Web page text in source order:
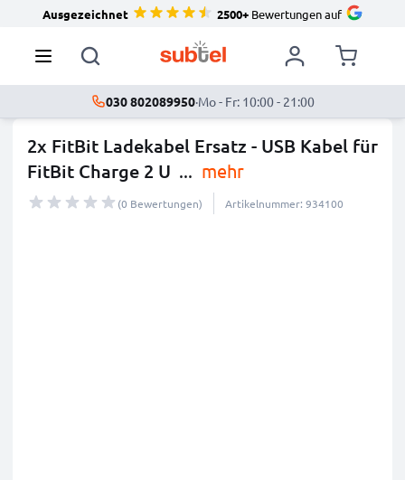
Ausgezeichnet 2500+Bewertungen auf
030 802089950·Mo - Fr: 10:00 - 21:00
2x FitBit Ladekabel Ersatz - USB Kabel für
FitBit Charge 2 U ... mehr
(0 Bewertungen) Artikelnummer: 934100